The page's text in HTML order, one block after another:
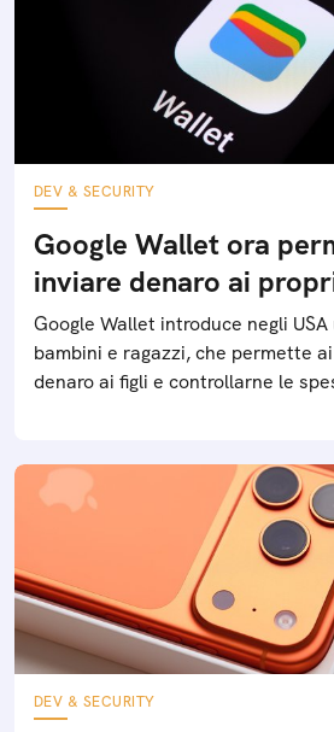
DEV & SECURITY
Google Wallet ora
inviare denaro ai
Google Wallet introduce negli
bambini e ragazzi, che permette
denaro ai figli e controllarne le
DEV & SECURITY